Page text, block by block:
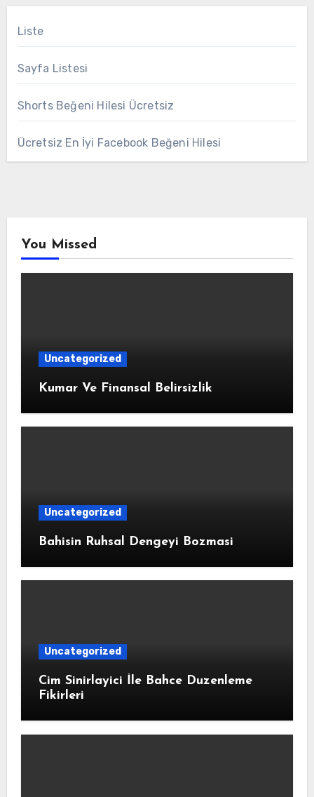
Liste
Sayfa Listesi
Shorts Beğeni Hilesi Ücretsiz
Ücretsiz En İyi Facebook Beğeni Hilesi
You Missed
Uncategorized
Kumar Ve Finansal Belirsizlik
Uncategorized
Bahisin Ruhsal Dengeyi Bozmasi
Uncategorized
Cim Sinirlayici İle Bahce Duzenleme
Fikirleri